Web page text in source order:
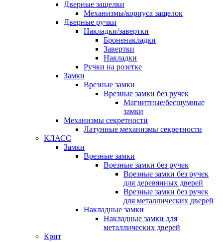
Дверные защелки
Механизмы/корпуса защелок
Дверные ручки
Накладки/завертки
Броненакладки
Завертки
Накладки
Ручки на розетке
Замки
Врезные замки
Врезные замки без ручек
Магнитные/бесшумные
замки
Механизмы секретности
Латунные механизмы секретности
КЛАСС
Замки
Врезные замки
Врезные замки без ручек
Врезные замки без ручек
для деревянных дверей
Врезные замки без ручек
для металлических дверей
Накладные замки
Накладные замки для
металлических дверей
Крит